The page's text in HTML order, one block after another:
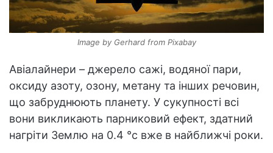
Image by Gerhard from Pixabay
Авіалайнери – джерело сажі, водяної пари,
оксиду азоту, озону, метану та інших речовин,
що забруднюють планету. У сукупності всі
вони викликають парниковий ефект, здатний
нагріти Землю на 0.4 °c вже в найближчі роки.